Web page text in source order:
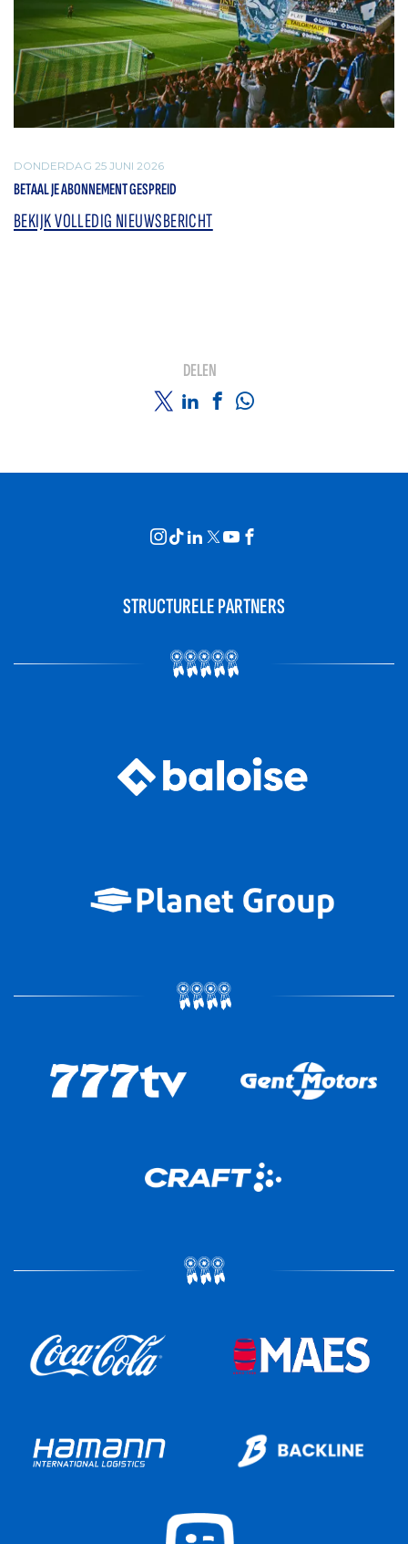
DONDERDAG 25 JUNI 2026
BETAAL JE ABONNEMENT GESPREID
BEKIJK VOLLEDIG NIEUWSBERICHT
DELEN
STRUCTURELE PARTNERS